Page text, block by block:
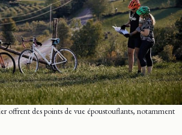
offrent des points de vue époustouflants, notamment